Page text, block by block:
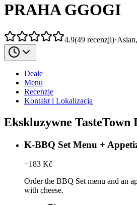
PRAHA GGOGI
4.9(49 recenzji)·
Deale
Menu
Recenzje
Kontakt i Lokalizacja
Ekskluzywne TasteTown
K-BBQ Set Menu +
−183 Kč
Order the BBQ Set menu and an
with cheese.